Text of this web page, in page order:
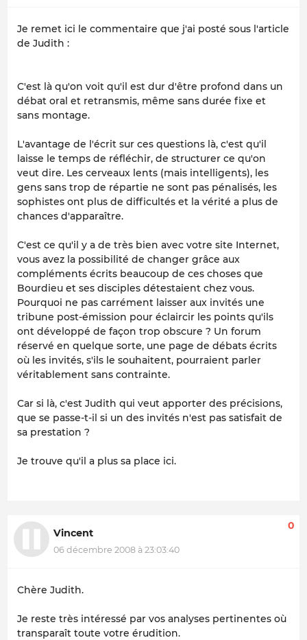
Je remet ici le commentaire que j'ai posté sous l'article
de Judith :
C'est là qu'on voit qu'il est dur d'être profond dans un
débat oral et retransmis, même sans durée fixe et
sans montage.
L'avantage de l'écrit sur ces questions là, c'est qu'il
laisse le temps de réfléchir, de structurer ce qu'on
veut dire. Les cerveaux lents (mais intelligents), les
gens sans trop de répartie ne sont pas pénalisés, les
sophistes ont plus de difficultés et la vérité a plus de
chances d'apparaître.
C'est ce qu'il y a de très bien avec votre site Internet,
vous avez la possibilité de changer grâce aux
compléments écrits beaucoup de ces choses que
Bourdieu et ses disciples détestaient chez vous.
Pourquoi ne pas carrément laisser aux invités une
tribune post-émission pour éclaircir les points qu'ils
ont développé de façon trop obscure ? Un forum
réservé en quelque sorte, une page de débats écrits
où les invités, s'ils le souhaitent, pourraient parler
véritablement sans contrainte.
Car si là, c'est Judith qui veut apporter des précisions,
que se passe-t-il si un des invités n'est pas satisfait de
sa prestation ?
Je trouve qu'il a plus sa place ici.
Vincent
06 décembre 2008 à 23:03:40
0
Chère Judith.
Je reste très intéressé par vos analyses pertinentes où
transparaît toute votre érudition.